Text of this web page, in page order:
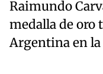
Raimundo
medalla de oro
Argentina en